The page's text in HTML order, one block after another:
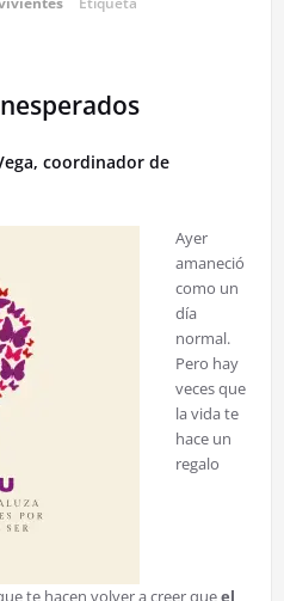
coordinador de
Ayer
amaneció
como un
día
normal.
Pero hay
veces que
la vida te
hace un
regalo
te hacen volver a creer queel